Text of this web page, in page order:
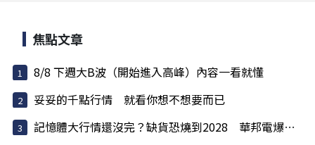
焦點文章
8/8 下週大B波（開始進入高峰）內容一看就懂
妥妥的千點行情 就看你想不想要而已
記憶體大行情還沒完？缺貨恐燒到2028 華邦電爆量...